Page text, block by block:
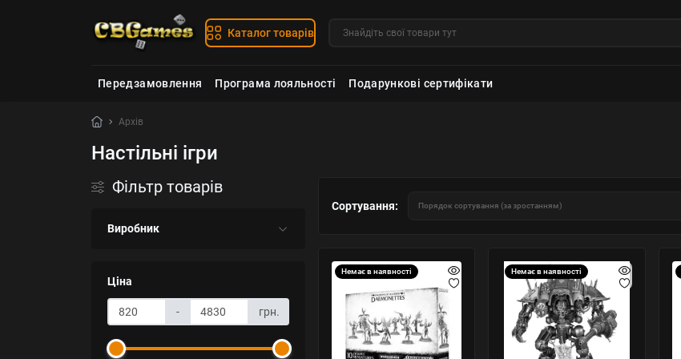
Каталог товарів
Передзамовлення Програма лояльності Подарункові сертифікати
Архів
Настільні ігри
Фільтр товарів
Виробник
Ціна
- грн.
Сортування:
Немає в наявності Немає в наявності